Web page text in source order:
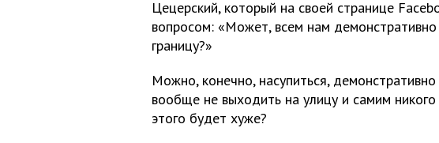
Цецерский, который на своей странице
вопросом: «Может, всем нам
границу?»
Можно, конечно, насупиться,
вообще не выходить на улицу и самим
этого будет хуже?